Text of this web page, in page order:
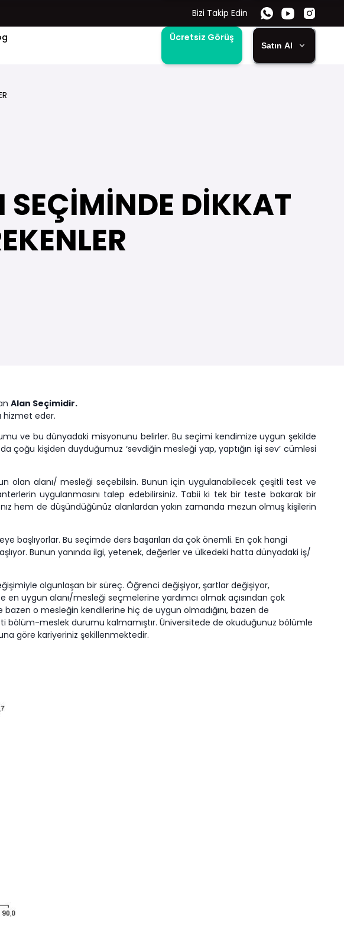
Bizi Takip Edin
Ücretsiz Görüş
Satın Al
SEÇİMİNDE DİKKAT
Alan Seçimidir.
hizmet eder.
ve bu dünyadaki misyonunu belirler. Bu seçimi kendimize uygun şekilde
çoğu kişiden duyduğumuz ‘sevdiğin mesleği yap, yaptığın işi sev’ cümlesi
olan alanı/ mesleği seçebilsin. Bunun için uygulanabilecek çeşitli test ve
uygulanmasını talep edebilirsiniz. Tabii ki tek bir teste bakarak bir
hem de düşündüğünüz alanlardan yakın zamanda mezun olmuş kişilerin
başlıyorlar. Bu seçimde ders başarıları da çok önemli. En çok hangi
Bunun yanında ilgi, yetenek, değerler ve ülkedeki hatta dünyadaki iş/
olgunlaşan bir süreç. Öğrenci değişiyor, şartlar değişiyor,
uygun alanı/mesleği seçmelerine yardımcı olmak açısından çok
o mesleğin kendilerine hiç de uygun olmadığını, bazen de
meslek durumu kalmamıştır. Üniversitede de okuduğunuz bölümle
göre kariyeriniz şekillenmektedir.